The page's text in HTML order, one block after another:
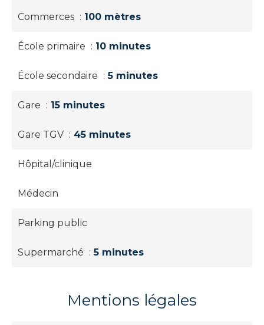
Commerces 100 mètres
École primaire 10 minutes
École secondaire 5 minutes
Gare 15 minutes
Gare TGV 45 minutes
Hôpital/clinique
Médecin
Parking public
Supermarché 5 minutes
Mentions légales